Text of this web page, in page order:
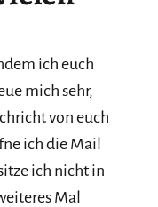
ich euch
mich sehr,
von euch
ich die Mail
ich nicht in
Mal